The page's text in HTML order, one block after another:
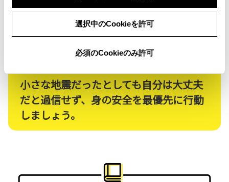
選択中のCookieを許可
必須のCookieのみ許可
小さな地震だったとしても自分は大丈夫
だと過信せず、身の安全を最優先に行動
しましょう。